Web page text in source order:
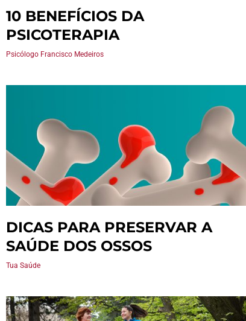
10 BENEFÍCIOS DA
PSICOTERAPIA
Psicólogo Francisco Medeiros
DICAS PARA PRESERVAR A
SAÚDE DOS OSSOS
Tua Saúde